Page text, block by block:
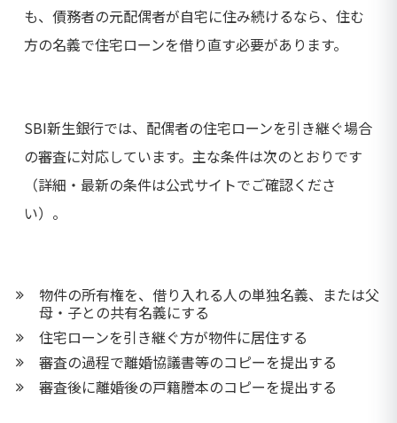
も、債務者の元配偶者が自宅に住み続けるなら、住む
方の名義で住宅ローンを借り直す必要があります。
SBI新生銀行では、配偶者の住宅ローンを引き継ぐ場合
の審査に対応しています。主な条件は次のとおりです
（詳細・最新の条件は公式サイトでご確認くださ
い）。
物件の所有権を、借り入れる人の単独名義、または父
母・子との共有名義にする
住宅ローンを引き継ぐ方が物件に居住する
審査の過程で離婚協議書等のコピーを提出する
審査後に離婚後の戸籍謄本のコピーを提出する